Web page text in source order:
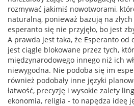
rozmywać jakimiś nowotworami,
naturalną, ponieważ bazują na złych
esperanto się nie przyjęło, bo jest
A prawda jest taka, że Esperanto od
jest ciągle blokowane przez tych,
międzynarodowego innego niż ich
niewygodna. Nie podoba się im
również podobały inne języki
łatwość, precyzję i wysokie zalety
ekonomia, religia - to napędza ideę